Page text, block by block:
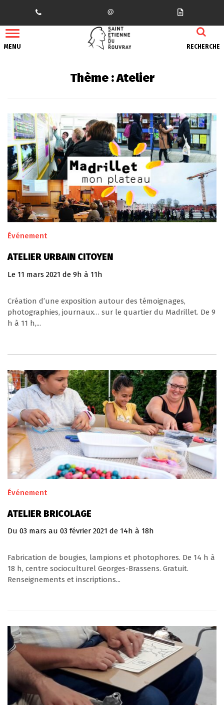
MENU RECHERCHE
Thème :Atelier
Événement
ATELIER URBAIN CITOYEN
Le 11 mars 2021 de 9h à 11h
Création d’une exposition autour des témoignages,
photographies, journaux… sur le quartier du Madrillet. De 9
h à 11 h,...
Événement
ATELIER BRICOLAGE
Du 03 mars au 03 février 2021 de 14h à 18h
Fabrication de bougies, lampions et photophores. De 14 h à
18 h, centre socioculturel Georges-Brassens. Gratuit.
Renseignements et inscriptions...